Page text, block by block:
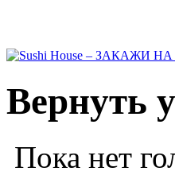
Вернуть
Пока нет